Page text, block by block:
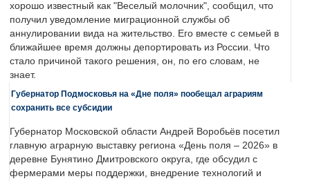
хорошо известный как "Веселый молочник", сообщил, что
получил уведомление миграционной службы об
аннулировании вида на жительство. Его вместе с семьей в
ближайшее время должны депортировать из России. Что
стало причиной такого решения, он, по его словам, не
знает.
Губернатор Подмосковья на «Дне поля» пообещал аграриям
сохранить все субсидии
Губернатор Московской области Андрей Воробьёв посетил
главную аграрную выставку региона «День поля – 2026» в
деревне Бунятино Дмитровского округа, где обсудил с
фермерами меры поддержки, внедрение технологий и